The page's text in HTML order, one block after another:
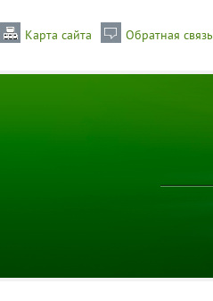
Карта сайта Обратная связь